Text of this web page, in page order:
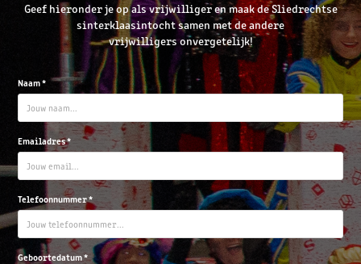
Geef hieronder je op als vrijwilliger en maak de Sliedrechtse
sinterklaasintocht samen met de andere
vrijwilligers onvergetelijk!
Naam *
Emailadres *
Telefoonnummer *
Geboortedatum *